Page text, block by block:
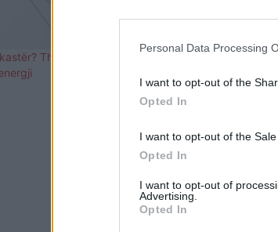
Personal Data Processing
I want to opt-out of the
Opted In
I want to opt-out of the
Opted In
I want to opt-out of
Advertising.
Opted In
Thuajse
pa energji elektrike. Ne këtë
OSHEE, përgjigjia e këtyre të